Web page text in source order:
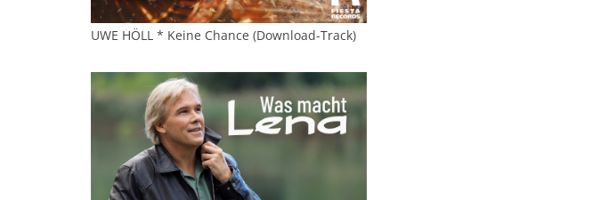
UWE HÖLL * Keine Chance (Download-Track)